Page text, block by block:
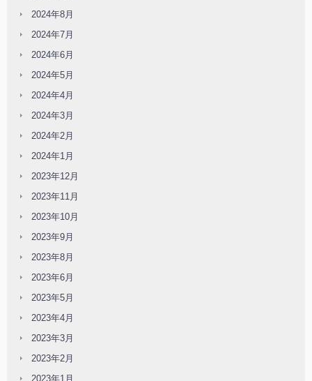
2024年8月
2024年7月
2024年6月
2024年5月
2024年4月
2024年3月
2024年2月
2024年1月
2023年12月
2023年11月
2023年10月
2023年9月
2023年8月
2023年6月
2023年5月
2023年4月
2023年3月
2023年2月
2023年1月